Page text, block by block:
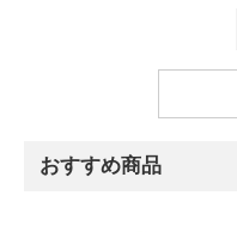
おすすめ商品